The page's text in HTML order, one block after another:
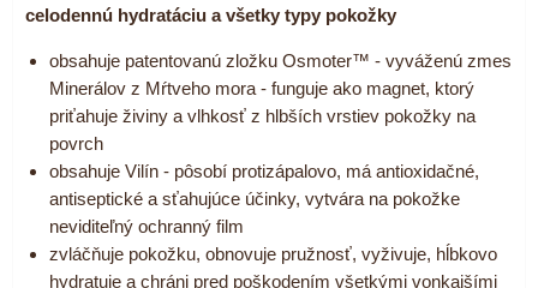
celodennú hydratáciu a všetky typy pokožky
obsahuje patentovanú zložku Osmoter™ - vyváženú zmes
Minerálov z Mŕtveho mora - funguje ako magnet, ktorý
priťahuje živiny a vlhkosť z hlbších vrstiev pokožky na
povrch
obsahuje Vilín - pôsobí protizápalovo, má antioxidačné,
antiseptické a sťahujúce účinky, vytvára na pokožke
neviditeľný ochranný film
zvláčňuje pokožku, obnovuje pružnosť, vyživuje, hĺbkovo
hydratuje a chráni pred poškodením všetkými vonkajšími